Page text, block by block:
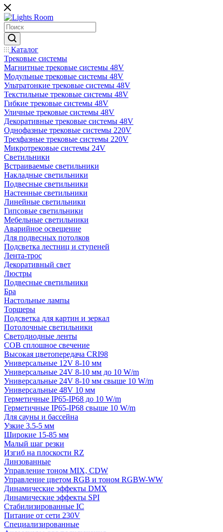
Каталог
Трековые системы
Магнитные трековые системы 48V
Модульные трековые системы 48V
Ультратонкие трековые системы 48V
Текстильные трековые системы 48V
Гибкие трековые системы 48V
Уличные трековые системы 48V
Декоративные трековые системы 48V
Однофазные трековые системы 220V
Трехфазные трековые системы 220V
Микротрековые системы 24V
Светильники
Встраиваемые светильники
Накладные светильники
Подвесные светильники
Настенные светильники
Линейные светильники
Гипсовые светильники
Мебельные светильники
Аварийное освещение
Для подвесных потолков
Подсветка лестниц и ступеней
Лента-трос
Декоративный свет
Люстры
Подвесные светильники
Бра
Настольные лампы
Торшеры
Подсветка для картин и зеркал
Потолочные светильники
Светодиодные ленты
COB сплошное свечение
Высокая цветопередача CRI98
Универсальные 12V 8-10 мм
Универсальные 24V 8-10 мм до 10 W/m
Универсальные 24V 8-10 мм свыше 10 W/m
Универсальные 48V 10 мм
Герметичные IP65-IP68 до 10 W/m
Герметичные IP65-IP68 свыше 10 W/m
Для сауны и бассейна
Узкие 3.5-5 мм
Широкие 15-85 мм
Малый шаг резки
Изгиб на плоскости RZ
Линзованные
Управление тоном MIX, CDW
Управление цветом RGB и тоном RGBW-WW
Динамические эффекты DMX
Динамические эффекты SPI
Стабилизированные IC
Питание от сети 230V
Специализированные